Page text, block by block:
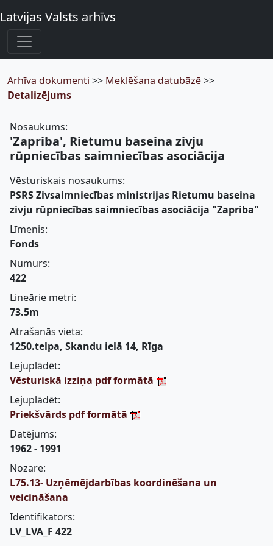
Latvijas Valsts arhīvs
Arhīva dokumenti >> Meklēšana datubāzē>>
Detalizējums
Nosaukums:
'Zapriba', Rietumu baseina zivju
rūpniecības saimniecības asociācija
Vēsturiskais nosaukums:
PSRS Zivsaimniecības ministrijas Rietumu baseina
zivju rūpniecības saimniecības asociācija "Zapriba"
Līmenis:
Fonds
Numurs:
422
Lineārie metri:
73.5m
Atrašanās vieta:
1250.telpa, Skandu ielā 14, Rīga
Lejuplādēt:
Vēsturiskā izziņa pdf formātā
Lejuplādēt:
Priekšvārds pdf formātā
Datējums:
1962 - 1991
Nozare:
L75.13- Uzņēmējdarbības koordinēšana un
veicināšana
Identifikators:
LV_LVA_F 422